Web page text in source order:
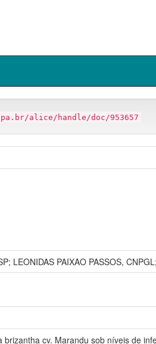
alice/handle/doc/953657
LEONIDAS PAIXAO PASSOS,
cv. Marandu sob níveis de